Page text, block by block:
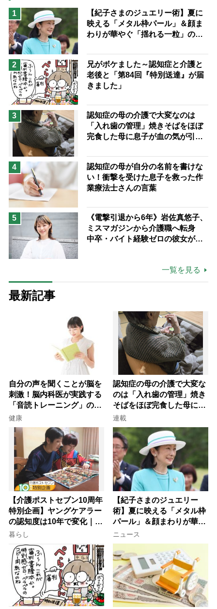
猫が母になつきません
息子の遠距離介護サバイバル術
兄がボケました
予防法
1
【紀子さまのジュエリー術】夏に
映える「メタル枠パール」＆顔ま
わりが華やぐ「揺れる一粒」の使
2
兄がボケました～認知症と介護と
老後と「第84回『特別送達』が届
きました」
3
認知症の母の介護で大変なのは
「入れ歯の管理」焼きそばをほぼ
完食した母に息子が血の気が引い
4
認知症の母が自分の名前を書けな
い！衝撃を受けた息子を救った作
業療法士さんの言葉
5
《電撃引退から6年》岩佐真悠子、
ミスマガジンから介護職へ転身
中卒・バイト経験ゼロの彼女が見
一覧を見る
最新記事
自分の声を聞くことが脳を
刺激！脳内科医が実践する
「音読トレーニング」の極
意
健康
認知症の母の介護で大変な
のは「入れ歯の管理」焼き
そばをほぼ完食した母に息
子が血の気が引いた理由
連載
【介護ポストセブン10周年
特別企画】ヤングケアラー
の認知度は10年で変化｜流
行語大賞にノミネート、法
律にも明記されたが果たし
て現在は？
暮らし
【紀子さまのジュエリー
術】夏に映える「メタル枠
パール」＆顔まわりが華や
ぐ「揺れる一粒」の使い分
け方
ニュース